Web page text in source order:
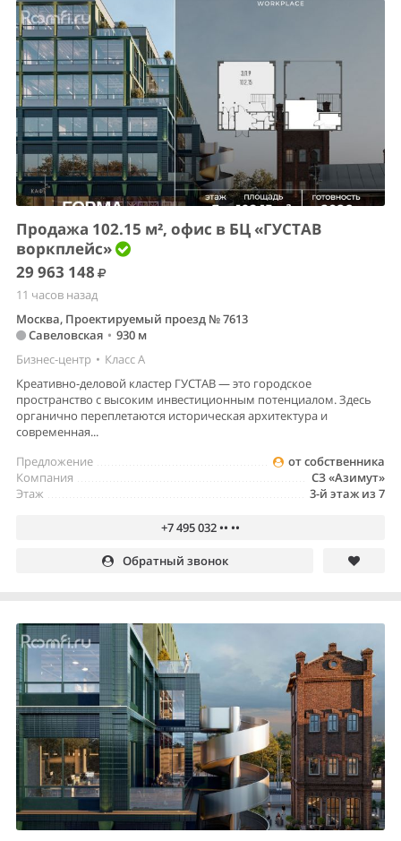
Продажа 102.15 м², офис в БЦ «ГУСТАВ
воркплейс»
29 963 148
11 часов назад
Москва, Проектируемый проезд № 7613
Савеловская • 930 м
Бизнес-центр • Класс A
Креативно-деловой кластер ГУСТАВ — это городское
пространство с высоким инвестиционным потенциалом. Здесь
органично переплетаются историческая архитектура и
современная...
от собственника
Предложение
СЗ «Азимут»
Компания
3-й этаж из 7
Этаж
+7 495 032 •• ••
Обратный звонок